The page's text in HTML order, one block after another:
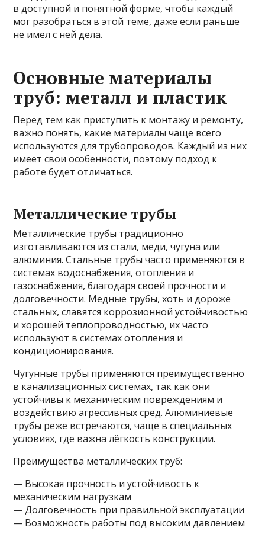
в доступной и понятной форме, чтобы каждый
мог разобраться в этой теме, даже если раньше
не имел с ней дела.
Основные материалы
труб: металл и пластик
Перед тем как приступить к монтажу и ремонту,
важно понять, какие материалы чаще всего
используются для трубопроводов. Каждый из них
имеет свои особенности, поэтому подход к
работе будет отличаться.
Металлические трубы
Металлические трубы традиционно
изготавливаются из стали, меди, чугуна или
алюминия. Стальные трубы часто применяются в
системах водоснабжения, отопления и
газоснабжения, благодаря своей прочности и
долговечности. Медные трубы, хоть и дороже
стальных, славятся коррозионной устойчивостью
и хорошей теплопроводностью, их часто
используют в системах отопления и
кондиционирования.
Чугунные трубы применяются преимущественно
в канализационных системах, так как они
устойчивы к механическим повреждениям и
воздействию агрессивных сред. Алюминиевые
трубы реже встречаются, чаще в специальных
условиях, где важна лёгкость конструкции.
Преимущества металлических труб:
— Высокая прочность и устойчивость к
механическим нагрузкам
— Долговечность при правильной эксплуатации
— Возможность работы под высоким давлением